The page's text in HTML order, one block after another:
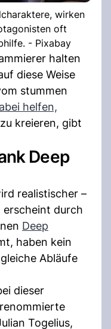
wirken
oft
- Pixabay
halten
diese Weise
stummen
helfen,
kreieren, gibt
Deep
realistischer –
erscheint durch
Deep
haben kein
Abläufe
dieser
Togelius,